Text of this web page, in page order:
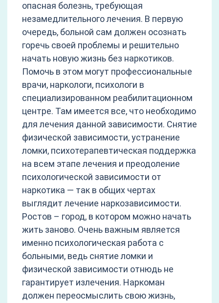
опасная болезнь, требующая
незамедлительного лечения. В первую
очередь, больной сам должен осознать
горечь своей проблемы и решительно
начать новую жизнь без наркотиков.
Помочь в этом могут профессиональные
врачи, наркологи, психологи в
специализированном реабилитационном
центре. Там имеется все, что необходимо
для лечения данной зависимости. Снятие
физической зависимости, устранение
ломки, психотерапевтическая поддержка
на всем этапе лечения и преодоление
психологической зависимости от
наркотика — так в общих чертах
выглядит лечение наркозависимости.
Ростов – город, в котором можно начать
жить заново. Очень важным является
именно психологическая работа с
больными, ведь снятие ломки и
физической зависимости отнюдь не
гарантирует излечения. Наркоман
должен переосмыслить свою жизнь,